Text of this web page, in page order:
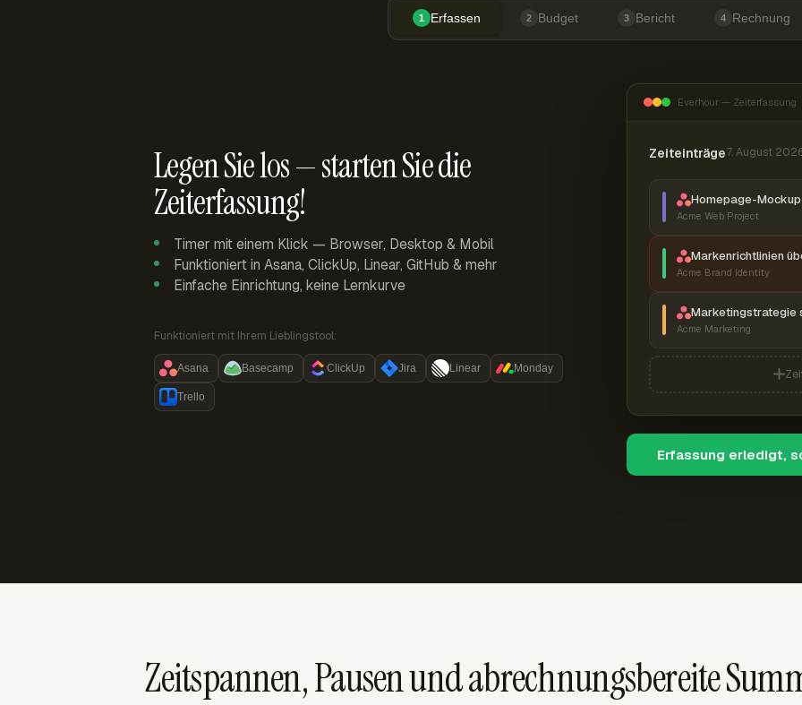
1 Erfassen 2 Budget 3 Bericht 4 Rechnung
Legen Sie los — starten Sie die
Zeiterfassung!
Timer mit einem Klick — Browser, Desktop & Mobil
Funktioniert in Asana, ClickUp, Linear, GitHub & mehr
Einfache Einrichtung, keine Lernkurve
Funktioniert mit Ihrem Lieblingstool:
Asana Basecamp ClickUp Jira Linear Monday
Trello
Everhour — Zeiterfassung
Zeiteinträge7. August
Homepage-
Acme Web Project
Markenrichtlinien
Acme Brand Identity
Marketingstrategie
Acme Marketing
Erfassung erledigt,
Zeitspannen, Pausen und abrechnungsbereite